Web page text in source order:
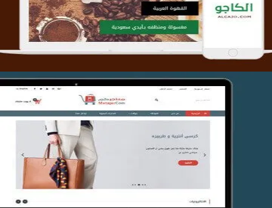
التفاصيل
تصميم متجر متاجركم